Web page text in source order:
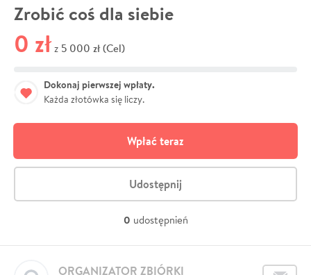
Zrobić coś dla siebie
0 zł z 5 000 zł (Cel)
Dokonaj pierwszej wpłaty.
Każda złotówka się liczy.
Wpłać teraz
Udostępnij
0 udostępnień
ORGANIZATOR ZBIÓRKI